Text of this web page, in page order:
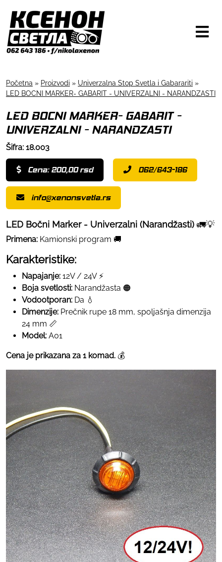
Početna » Proizvodi » Univerzalna Stop Svetla i Gabarariti »
LED BOCNI MARKER- GABARIT - UNIVERZALNI - NARANDZASTI
LED BOCNI MARKER- GABARIT -
UNIVERZALNI - NARANDZASTI
Šifra: 18.003
Cena: 200,00 rsd 062/643-186
info@xenonsvetla.rs
LED Bočni Marker - Univerzalni (Narandžasti) 🚛💡
Primena: Kamionski program 🚚
Karakteristike:
Napajanje: 12V / 24V ⚡
Boja svetlosti: Narandžasta 🟠
Vodootporan: Da 💧
Dimenzije: Prečnik rupe 18 mm, spoljašnja dimenzija
24 mm 📏
Model: A01
Cena je prikazana za 1 komad. 💰